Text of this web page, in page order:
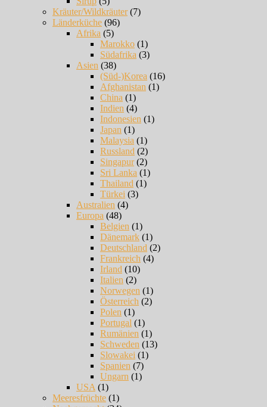
Kräuter/Wildkräuter(7)
Länderküche (96)
Afrika (5)
Marokko (1)
Südafrika (3)
Asien (38)
(Süd-)Korea (16)
Afghanistan (1)
China (1)
Indien (4)
Indonesien (1)
Japan (1)
Malaysia (1)
Russland (2)
Singapur(2)
Sri Lanka (1)
Thailand (1)
Türkei (3)
Australien (4)
Europa (48)
Belgien (1)
Dänemark (1)
Deutschland (2)
Frankreich (4)
Irland (10)
Italien (2)
Norwegen (1)
Österreich (2)
Polen (1)
Portugal (1)
Rumänien (1)
Schweden (13)
Slowakei (1)
Spanien (7)
Ungarn (1)
USA (1)
Meeresfrüchte (1)